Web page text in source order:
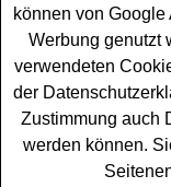
Ein kostenloses
Gewinner, die
möchten.
verlost als
- und mit etwas
gewinnen.
können von
Werbung genutzt
verwendeten
der
Zustimmung auch
werden können.